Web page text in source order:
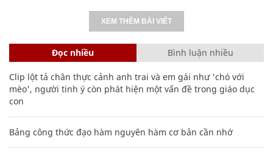
XEM THÊM BÀI VIẾT
Đọc nhiều Bình luận nhiều
Clip lột tả chân thực cảnh anh trai và em gái như 'chó với
mèo', người tinh ý còn phát hiện một vấn đề trong giáo dục
con
Bảng công thức đạo hàm nguyên hàm cơ bản cần nhớ